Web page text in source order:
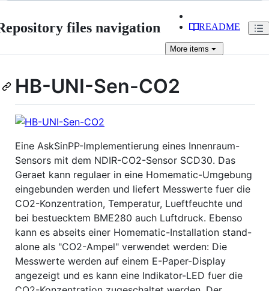
files navigation README
More items
HB-UNI-Sen-CO2
Eine AskSinPP-Implementierung eines Innenraum-
Sensors mit dem NDIR-CO2-Sensor SCD30. Das
Geraet kann regulaer in eine Homematic-Umgebung
eingebunden werden und liefert Messwerte fuer die
CO2-Konzentration, Temperatur, Lueftfeuchte und
bei bestuecktem BME280 auch Luftdruck. Ebenso
kann es abseits einer Homematic-Installation stand-
alone als "CO2-Ampel" verwendet werden: Die
Messwerte werden auf einem E-Paper-Display
angezeigt und es kann eine Indikator-LED fuer die